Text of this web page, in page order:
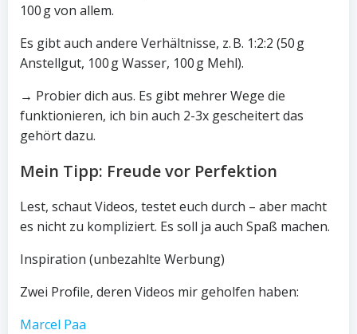
100 g von allem.
Es gibt auch andere Verhältnisse, z. B. 1:2:2 (50 g
Anstellgut, 100 g Wasser, 100 g Mehl).
→ Probier dich aus. Es gibt mehrer Wege die
funktionieren, ich bin auch 2-3x gescheitert das
gehört dazu.
Mein Tipp: Freude vor Perfektion
Lest, schaut Videos, testet euch durch – aber macht
es nicht zu kompliziert. Es soll ja auch Spaß machen.
Inspiration (unbezahlte Werbung)
Zwei Profile, deren Videos mir geholfen haben:
Marcel Paa